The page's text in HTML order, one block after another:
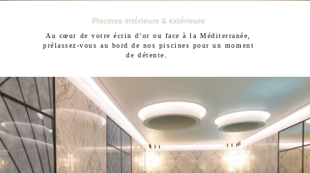
Piscines intérieure & extérieure
Au cœur de votre écrin d'or ou face à la Méditerranée,
prélassez-vous au bord de nos piscines pour un moment
de détente.